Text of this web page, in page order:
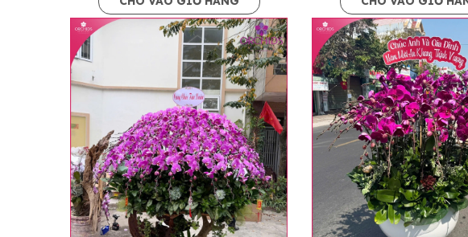
Lưu ý trước khi đặt hàng
• Về cây hoa: Một chậu hoa lan hồ điệp đẹp và hoàn
khác nhau đôi chút giữa sản phẩm thực tế và trên hình.
nhiều, nở ít khi shop có sẵn nên sẽ thay đổi về độ dầy hoa,
• Về kiểu dáng & phụ kiện: Beautiful Orchids cam kết sản
nếu có thay đổi về màu sắc hoa và kiểu chậu cũng như
loại hoa và phụ kiện thay thế, vẫn giữ nguyên mức giá